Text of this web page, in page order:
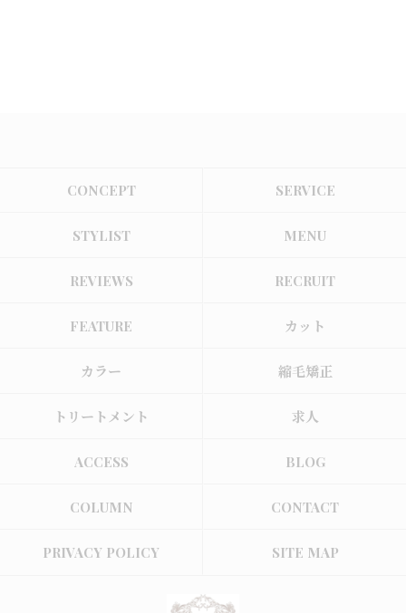
CONCEPT SERVICE
STYLIST MENU
REVIEWS RECRUIT
FEATURE カット
カラー 縮毛矯正
トリートメント 求人
ACCESS BLOG
COLUMN CONTACT
PRIVACY POLICY SITE MAP